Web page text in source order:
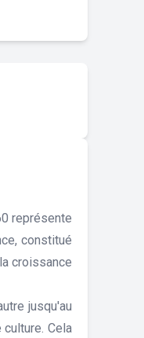
représente
constitué
croissance
jusqu'au
Cela